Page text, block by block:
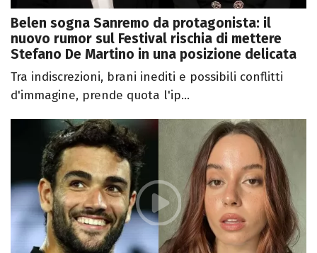
Belen sogna Sanremo da protagonista: il
nuovo rumor sul Festival rischia di mettere
Stefano De Martino in una posizione delicata
Tra indiscrezioni, brani inediti e possibili conflitti
d'immagine, prende quota l'ip...